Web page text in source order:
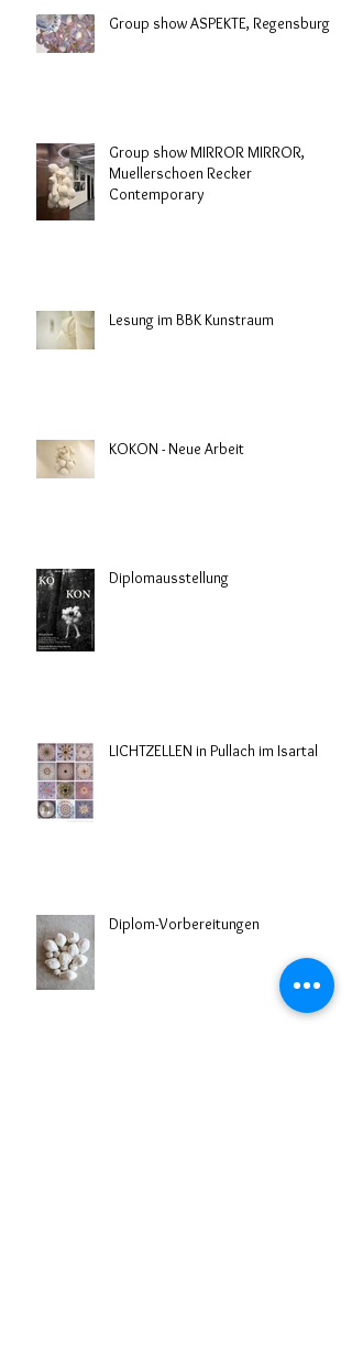
Group show ASPEKTE, Regensburg
Group show MIRROR MIRROR,
Muellerschoen Recker
Contemporary
Lesung im BBK Kunstraum
KOKON - Neue Arbeit
Diplomausstellung
LICHTZELLEN in Pullach im Isartal
Diplom-Vorbereitungen